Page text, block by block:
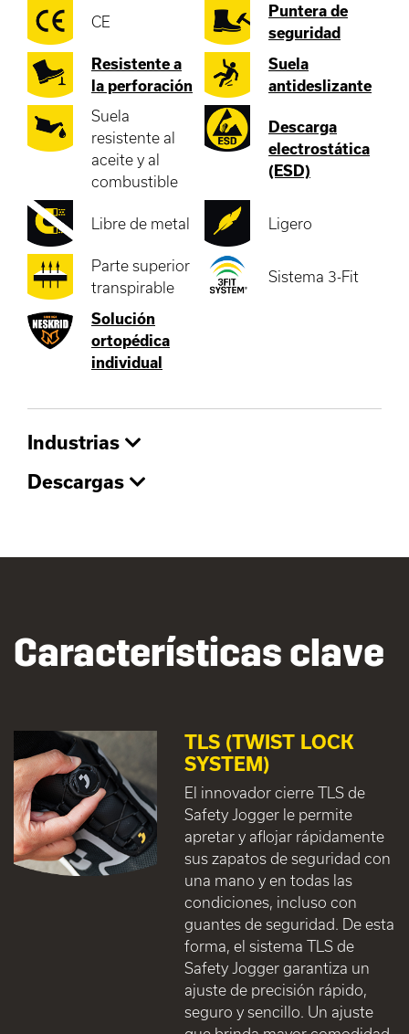
CE
Puntera de
seguridad
Resistente a
la perforación
Suela
antideslizante
Suela
resistente al
aceite y al
combustible
Descarga
electrostática
(ESD)
Libre de metal Ligero
Parte superior
transpirable
Sistema 3-Fit
Solución
ortopédica
individual
Industrias
Descargas
Características clave
TLS (TWIST LOCK
SYSTEM)
El innovador cierre TLS de
Safety Jogger le permite
apretar y aflojar rápidamente
sus zapatos de seguridad con
una mano y en todas las
condiciones, incluso con
guantes de seguridad. De esta
forma, el sistema TLS de
Safety Jogger garantiza un
ajuste de precisión rápido,
seguro y sencillo. Un ajuste